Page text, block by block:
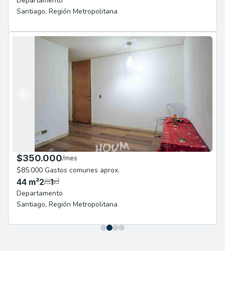
Santiago, Región Metropolitana
$350.000/mes
$85.000 Gastos comunes aprox.
44 m²2 1
Departamento
Santiago, Región Metropolitana